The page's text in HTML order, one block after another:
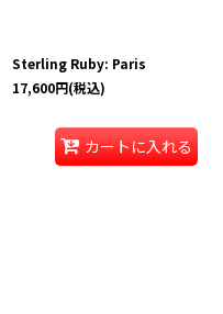
Sterling Ruby: Paris
17,600円(税込)
カートに入れる